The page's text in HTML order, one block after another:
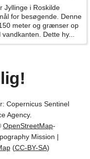
Jyllinge i Roskilde
for besøgende. Denne
meter og grænser op
Dette hy...
Copernicus Sentinel
Agency.
OpenStreetMap-
Mission |
(CC-BY-SA)